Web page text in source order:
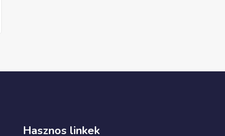
Hasznos linkek